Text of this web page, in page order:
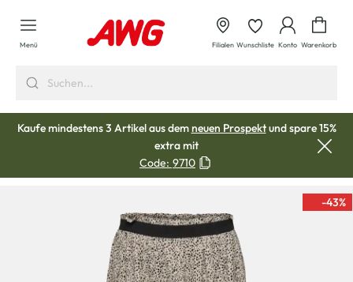
springen
Menü Filialen Wunschliste Konto Warenkorb
Kaufe mindestens 3 Artikel aus demneuen Prospektund spare 15%
extra mit
Code: 9710
-43%